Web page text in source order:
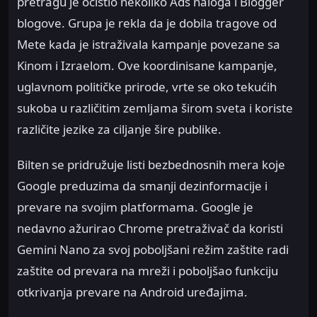
blogove. Grupa je rekla da je dobila tragove od
Mete kada je istraživala kampanje povezane sa
Kinom i Izraelom. Ove koordinisane kampanje,
uglavnom političke prirode, vrte se oko tekućih
sukoba u različitim zemljama širom sveta i koriste
različite jezike za ciljanje šire publike.
Bilten se pridružuje listi bezbednosnih mera koje
Google preduzima da smanji dezinformacije i
prevare na svojim platformama. Google je
nedavno ažurirao Chrome pretraživač da koristi
Gemini Nano za svoj poboljšani režim zaštite radi
zaštite od prevara na mreži i poboljšao funkciju
otkrivanja prevare na Android uređajima.